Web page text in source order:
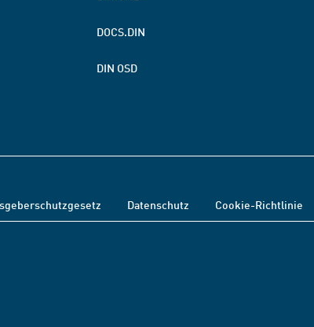
DOCS.DIN
DIN OSD
Datenschutz Cookie-Richtlinie